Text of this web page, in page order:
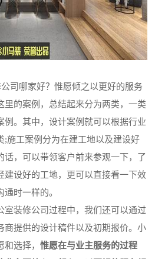
司哪家好？惟愿倾之以更好的服务
里的案例，总结起来分为两类，一类
例。其中，设计案例就可以根据行业
;施工案例分为在建工地以及建设好
话，可以带领客户前来参观一下，了
建设好的工地，更可以直接看一下效
时一样的。
装修公司过程中，我们还可以通过
商提供的设计稿件以及初期报价。小
和选择，惟愿在与业主服务的过程